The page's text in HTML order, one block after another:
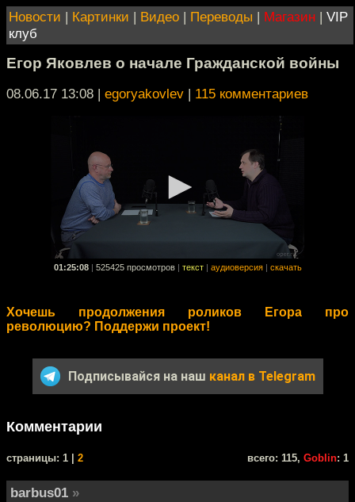
Новости | Картинки | Видео | Переводы | Магазин | VIP
клуб
Егор Яковлев о начале Гражданской войны
08.06.17 13:08 | egoryakovlev | 115 комментариев
01:25:08 525425 просмотров текст аудиоверсия скачать
Хочешь продолжения роликов Егора про
революцию? Поддержи проект!
Подписывайся на наш канал в Telegram
Комментарии
cтраницы: 1 | 2 всего: 115, Goblin: 1
barbus01 »